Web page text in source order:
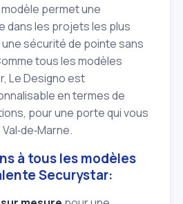
permet une
dans les projets les plus
sécurité de pointe sans
tous les modèles
Le Designo est
en termes de
pour une porte qui vous
à tous les modèles
Securystar: